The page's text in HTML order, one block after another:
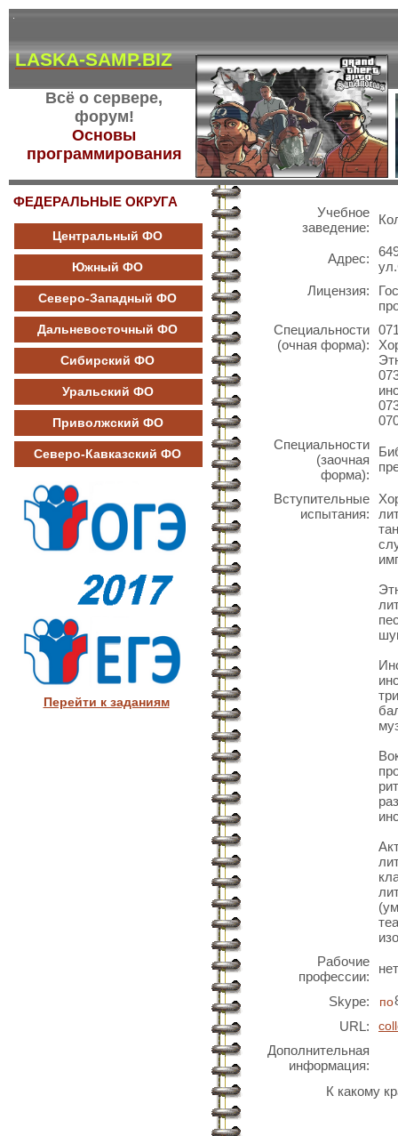
LASKA-SAMP.BIZ
Всё о сервере,
форум!
Основы
программирования
ФЕДЕРАЛЬНЫЕ ОКРУГА
Центральный ФО
Южный ФО
Северо-Западный ФО
Дальневосточный ФО
Сибирский ФО
Уральский ФО
Приволжский ФО
Северо-Кавказский ФО
Перейти к заданиям
Учебное
заведение:
Адрес:
Лицензия:
Специальности
(очная форма):
Специальности
(заочная
форма):
Вступительные
испытания:
Рабочие
профессии:
Skype:
URL:
Дополнительная
информация:
К какому